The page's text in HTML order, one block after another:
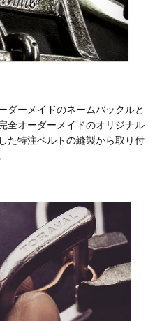
ダーメイドのネームバックルと
全オーダーメイドのオリジナル
た特注ベルトの縫製から取り付